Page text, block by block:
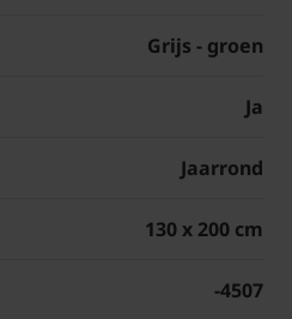
Grijs - groen
Ja
Jaarrond
130 x 200 cm
-4507